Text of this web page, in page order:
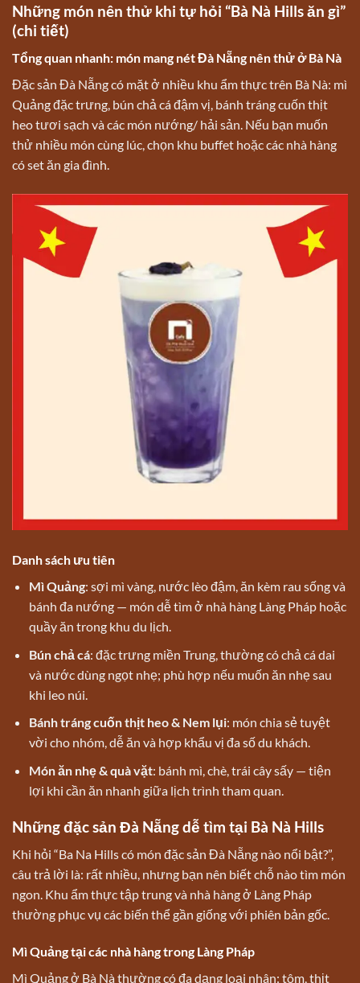
Những món nên thử khi tự hỏi “Bà Nà Hills ăn gì”
(chi tiết)
Tổng quan nhanh: món mang nét Đà Nẵng nên thử ở Bà Nà
Đặc sản Đà Nẵng có mặt ở nhiều khu ẩm thực trên Bà Nà: mì
Quảng đặc trưng, bún chả cá đậm vị, bánh tráng cuốn thịt
heo tươi sạch và các món nướng/ hải sản. Nếu bạn muốn
thử nhiều món cùng lúc, chọn khu buffet hoặc các nhà hàng
có set ăn gia đình.
Danh sách ưu tiên
Mì Quảng: sợi mì vàng, nước lèo đậm, ăn kèm rau sống và
bánh đa nướng — món dễ tìm ở nhà hàng Làng Pháp hoặc
quầy ăn trong khu du lịch.
Bún chả cá: đặc trưng miền Trung, thường có chả cá dai
và nước dùng ngọt nhẹ; phù hợp nếu muốn ăn nhẹ sau
khi leo núi.
Bánh tráng cuốn thịt heo & Nem lụi: món chia sẻ tuyệt
vời cho nhóm, dễ ăn và hợp khẩu vị đa số du khách.
Món ăn nhẹ & quà vặt: bánh mì, chè, trái cây sấy — tiện
lợi khi cần ăn nhanh giữa lịch trình tham quan.
Những đặc sản Đà Nẵng dễ tìm tại Bà Nà Hills
Khi hỏi “Ba Na Hills có món đặc sản Đà Nẵng nào nổi bật?”,
câu trả lời là: rất nhiều, nhưng bạn nên biết chỗ nào tìm món
ngon. Khu ẩm thực tập trung và nhà hàng ở Làng Pháp
thường phục vụ các biến thể gần giống với phiên bản gốc.
Mì Quảng tại các nhà hàng trong Làng Pháp
Mì Quảng ở Bà Nà thường có đa dạng loại nhân: tôm, thịt